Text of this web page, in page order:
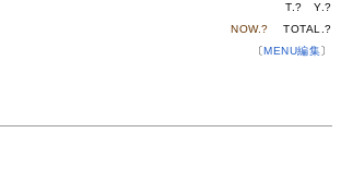
T.? Y.?
NOW.? TOTAL.?
〔MENU編集〕